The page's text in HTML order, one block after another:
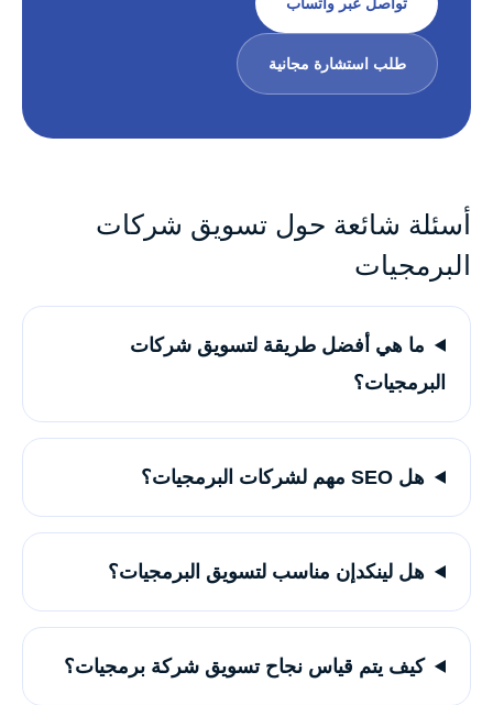
طلب استشارة مجانية
أسئلة شائعة حول تسويق شركات
البرمجيات
ما هي أفضل طريقة لتسويق شركات
البرمجيات؟
هل SEO مهم لشركات البرمجيات؟
هل لينكدإن مناسب لتسويق البرمجيات؟
كيف يتم قياس نجاح تسويق شركة برمجيات؟